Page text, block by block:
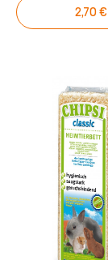
2,70 €